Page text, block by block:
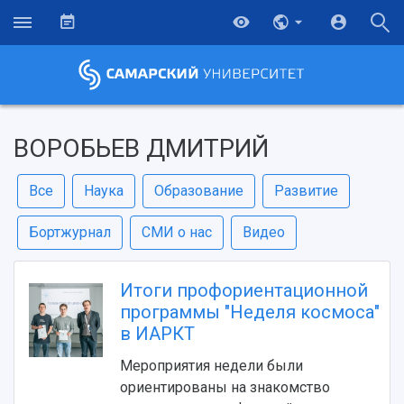
ВОРОБЬЕВ ДМИТРИЙ
Все Наука Образование Развитие
Бортжурнал СМИ о нас Видео
Итоги профориентационной
программы "Неделя космоса"
в ИАРКТ
Мероприятия недели были
ориентированы на знакомство